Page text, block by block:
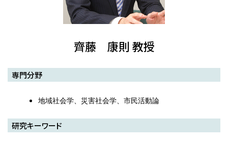
齊藤 康則 教授
専門分野
地域社会学、災害社会学、市民活動論
研究キーワード